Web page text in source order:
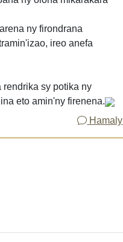
ny firondrana
ireo anefa
rendrika sy potika ny
eto amin'ny firenena.
Hamaly